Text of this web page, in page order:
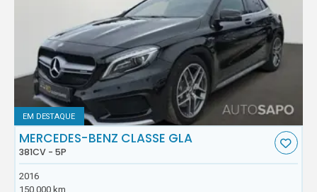
EM DESTAQUE
MERCEDES-BENZ CLASSE GLA
381CV - 5P
2016
150.000 km